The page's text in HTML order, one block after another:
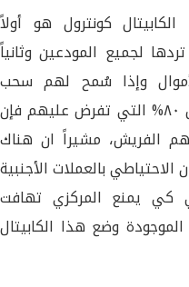
كونترول هو أولاً
لجميع المودعين وثانياً
وإذا سُمح لهم سحب
أموالهم من دون قيود ومن دون ال ٨٠% التي تفرض عليهم فإن
الفريش، مشيراً ان هناك
في حين ان الاحتياطي بالعملات الأجنبية
كي يمنع المركزي تهافت
وضع هذا الكابيتال